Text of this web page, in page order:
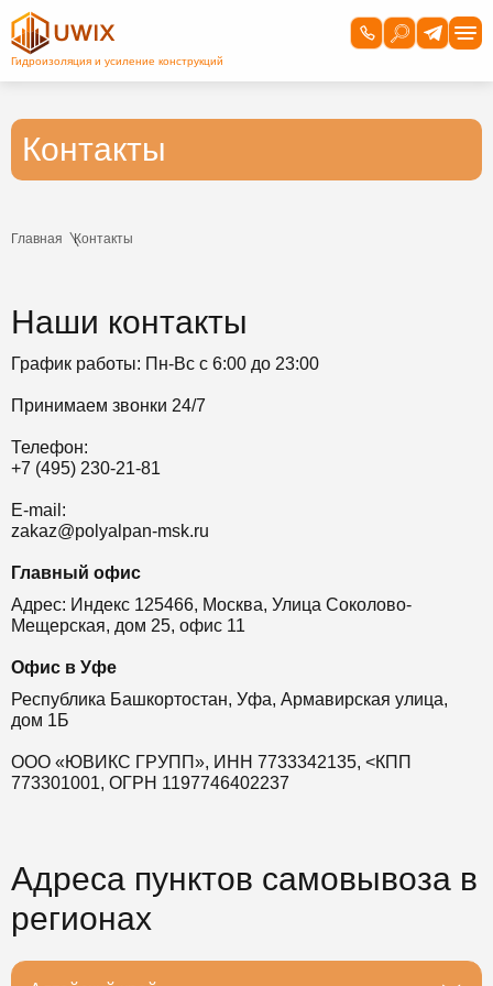
Контакты
Главная Контакты
Наши контакты
График работы: Пн-Вс с 6:00 до 23:00
Принимаем звонки 24/7
Телефон:
+7 (495) 230-21-81
E-mail:
zakaz@polyalpan-msk.ru
Главный офис
Адрес: Индекс 125466, Москва, Улица Соколово-
Мещерская, дом 25, офис 11
Офис в Уфе
Республика Башкортостан, Уфа, Армавирская улица,
дом 1Б
ООО «ЮВИКС ГРУПП», ИНН 7733342135, <КПП
773301001, ОГРН 1197746402237
Адреса пунктов самовывоза в
регионах